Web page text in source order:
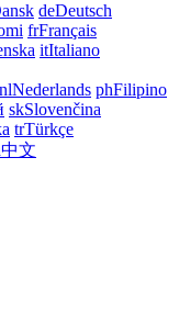
deDeutsch
frFrançais
itItaliano
nlNederlands phFilipino
skSlovenčina
trTürkçe
中文